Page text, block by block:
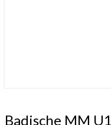
Badische
Badische MM